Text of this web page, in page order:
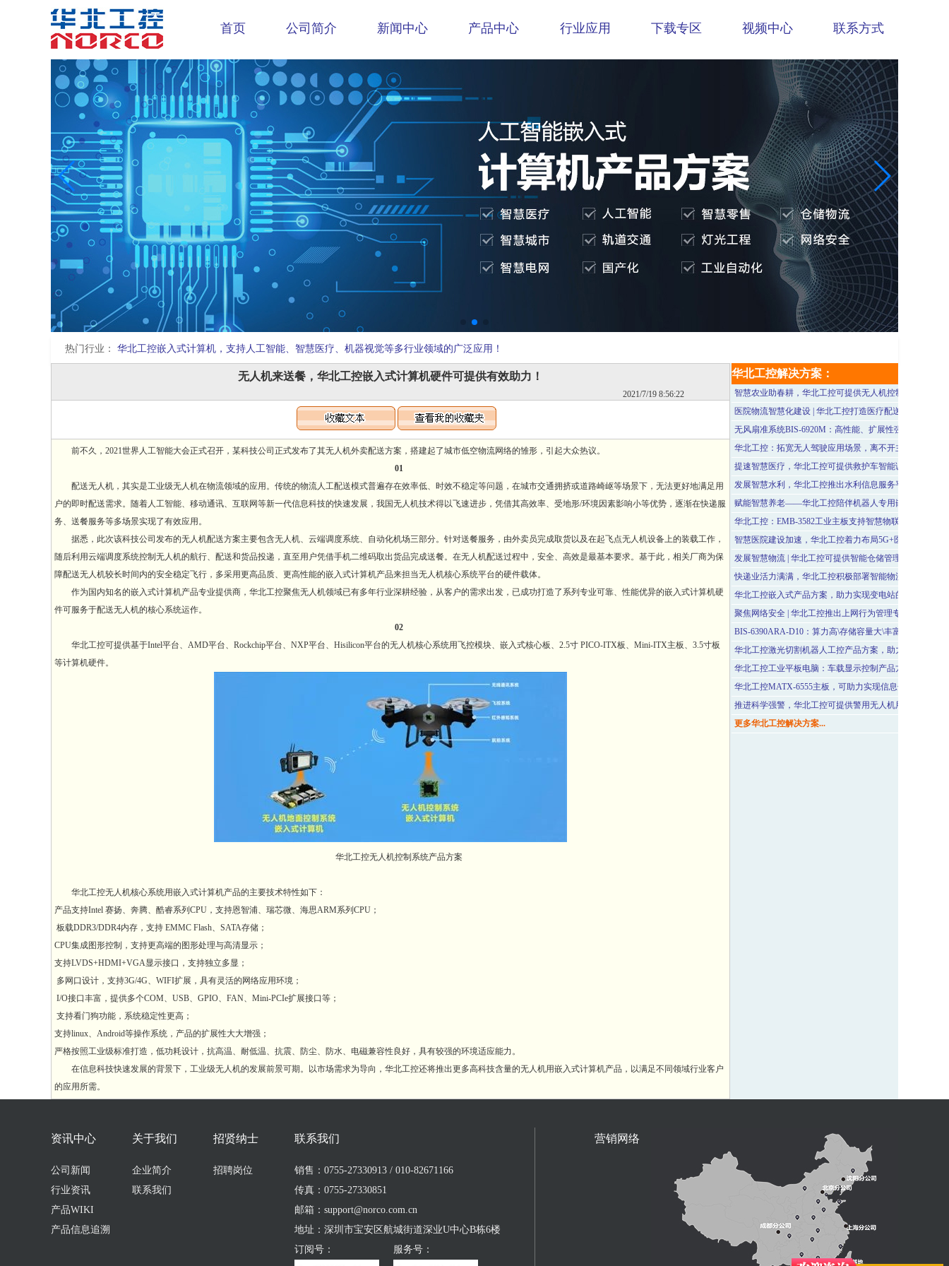
首页 公司简介 新闻中心 产品中心 行业应用 下载专区 视频中心 联系方式
热门行业： 华北工控嵌入式计算机，支持人工智能、智慧医疗、机器视觉等多行业领域的广泛应用！
无人机来送餐，华北工控嵌入式计算机硬件可提供有效助力！
2021/7/19 8:56:22
前不久，2021世界人工智能大会正式召开，某科技公司正式发布了其无人机外卖配送方案，搭建起了城市低空物流网络的雏形，引起大众热议。
01
配送无人机，其实是工业级无人机在物流领域的应用。传统的物流人工配送模式普遍存在效率低、时效不稳定等问题，在城市交通拥挤或道路崎岖等场景下，无法更好地满足用
户的即时配送需求。随着人工智能、移动通讯、互联网等新一代信息科技的快速发展，我国无人机技术得以飞速进步，凭借其高效率、受地形/环境因素影响小等优势，逐渐在快递服
务、送餐服务等多场景实现了有效应用。
据悉，此次该科技公司发布的无人机配送方案主要包含无人机、云端调度系统、自动化机场三部分。针对送餐服务，由外卖员完成取货以及在起飞点无人机设备上的装载工作，
随后利用云端调度系统控制无人机的航行、配送和货品投递，直至用户凭借手机二维码取出货品完成送餐。在无人机配送过程中，安全、高效是最基本要求。基于此，相关厂商为保
障配送无人机较长时间内的安全稳定飞行，多采用更高品质、更高性能的嵌入式计算机产品来担当无人机核心系统平台的硬件载体。
作为国内知名的嵌入式计算机产品专业提供商，华北工控聚焦无人机领域已有多年行业深耕经验，从客户的需求出发，已成功打造了系列专业可靠、性能优异的嵌入式计算机硬
件可服务于配送无人机的核心系统运作。
02
华北工控可提供基于Intel平台、AMD平台、Rockchip平台、NXP平台、Hisilicon平台的无人机核心系统用飞控模块、嵌入式核心板、2.5寸 PICO-ITX板、Mini-ITX主板、3.5寸板
等计算机硬件。
华北工控无人机控制系统产品方案
华北工控无人机核心系统用嵌入式计算机产品的主要技术特性如下：
产品支持Intel 赛扬、奔腾、酷睿系列CPU，支持恩智浦、瑞芯微、海思ARM系列CPU；
板载DDR3/DDR4内存，支持 EMMC Flash、SATA存储；
CPU集成图形控制，支持更高端的图形处理与高清显示；
支持LVDS+HDMI+VGA显示接口，支持独立多显；
多网口设计，支持3G/4G、WIFI扩展，具有灵活的网络应用环境；
I/O接口丰富，提供多个COM、USB、GPIO、FAN、Mini-PCIe扩展接口等；
支持看门狗功能，系统稳定性更高；
支持linux、Android等操作系统，产品的扩展性大大增强；
严格按照工业级标准打造，低功耗设计，抗高温、耐低温、抗震、防尘、防水、电磁兼容性良好，具有较强的环境适应能力。
在信息科技快速发展的背景下，工业级无人机的发展前景可期。以市场需求为导向，华北工控还将推出更多高科技含量的无人机用嵌入式计算机产品，以满足不同领域行业客户
的应用所需。
华北工控解决方案：
智慧农业助春耕，华北工控可提供无人机控制系统专用计
医院物流智慧化建设 | 华北工控打造医疗配送机器人嵌入
无风扇准系统BIS-6920M：高性能、扩展性强、坚固耐用
华北工控：拓宽无人驾驶应用场景，离不开主控计算机系
提速智慧医疗，华北工控可提供救护车智能调度系统专用
发展智慧水利，华北工控推出水利信息服务平台专用计算
赋能智慧养老——华北工控陪伴机器人专用嵌入式计算机
华北工控：EMB-3582工业主板支持智慧物联多场景应用
智慧医院建设加速，华北工控着力布局5G+医疗技术应用
发展智慧物流 | 华北工控可提供智能仓储管理系统专用计
快递业活力满满，华北工控积极部署智能物流领域！
华北工控嵌入式产品方案，助力实现变电站的智能化巡检
聚焦网络安全 | 华北工控推出上网行为管理专用网关产品
BIS-6390ARA-D10：算力高\存储容量大\丰富接口，支持
华北工控激光切割机器人工控产品方案，助力汽车工业智
华北工控工业平板电脑：车载显示控制产品方案，让行车
华北工控MATX-6555主板，可助力实现信息化领域数据
推进科学强警，华北工控可提供警用无人机用计算机产品
更多华北工控解决方案...
资讯中心
公司新闻
行业资讯
产品WIKI
产品信息追溯
关于我们
企业简介
联系我们
招贤纳士
招聘岗位
联系我们
销售：0755-27330913 / 010-82671166
传真：0755-27330851
邮箱：support@norco.com.cn
地址：深圳市宝安区航城街道深业U中心B栋6楼
订阅号：
服务号：
营销网络